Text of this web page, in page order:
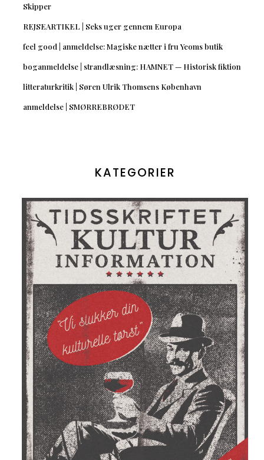
Skipper
REJSEARTIKEL | Seks uger gennem Europa
feel good | anmeldelse: Magiske nætter i fru Yeoms butik
boganmeldelse | strandlæsning: HAMNET — Historisk fiktion
litteraturkritik | Søren Ulrik Thomsens København
anmeldelse | SMØRREBRØDET
KATEGORIER